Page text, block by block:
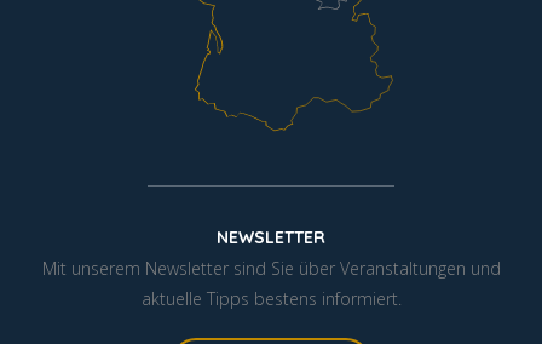
NEWSLETTER
Mit unserem Newsletter sind Sie über Veranstaltungen und
aktuelle Tipps bestens informiert.